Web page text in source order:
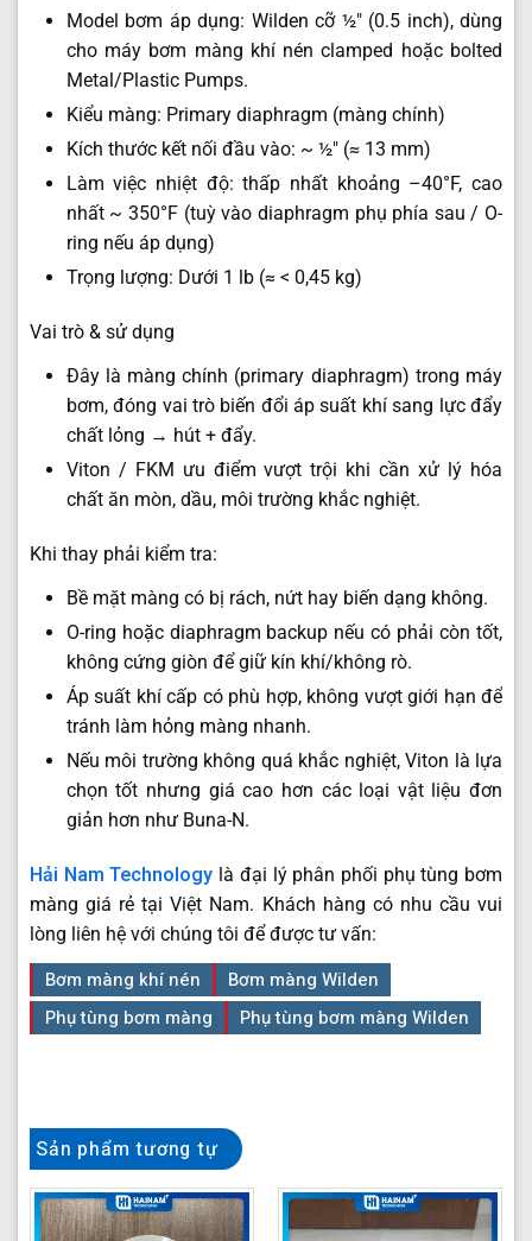
Model bơm áp dụng: Wilden cỡ ½″ (0.5 inch), dùng
cho máy bơm màng khí nén clamped hoặc bolted
Metal/Plastic Pumps.
Kiểu màng: Primary diaphragm (màng chính)
Kích thước kết nối đầu vào: ~ ½″ (≈ 13 mm)
Làm việc nhiệt độ: thấp nhất khoảng –40°F, cao
nhất ~ 350°F (tuỳ vào diaphragm phụ phía sau / O-
ring nếu áp dụng)
Trọng lượng: Dưới 1 lb (≈ < 0,45 kg)
Vai trò & sử dụng
Đây là màng chính (primary diaphragm) trong máy
bơm, đóng vai trò biến đổi áp suất khí sang lực đẩy
chất lỏng → hút + đẩy.
Viton / FKM ưu điểm vượt trội khi cần xử lý hóa
chất ăn mòn, dầu, môi trường khắc nghiệt.
Khi thay phải kiểm tra:
Bề mặt màng có bị rách, nứt hay biến dạng không.
O-ring hoặc diaphragm backup nếu có phải còn tốt,
không cứng giòn để giữ kín khí/không rò.
Áp suất khí cấp có phù hợp, không vượt giới hạn để
tránh làm hỏng màng nhanh.
Nếu môi trường không quá khắc nghiệt, Viton là lựa
chọn tốt nhưng giá cao hơn các loại vật liệu đơn
giản hơn như Buna-N.
Hải Nam Technology là đại lý phân phối phụ tùng bơm
màng giá rẻ tại Việt Nam. Khách hàng có nhu cầu vui
lòng liên hệ với chúng tôi để được tư vấn:
Bơm màng khí nén
Bơm màng Wilden
Phụ tùng bơm màng
Phụ tùng bơm màng Wilden
Sản phẩm tương tự